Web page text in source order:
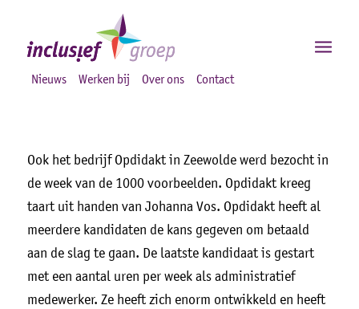
Nieuws Werken bij Over ons Contact
Ook het bedrijf Opdidakt in Zeewolde werd bezocht in
de week van de 1000 voorbeelden. Opdidakt kreeg
taart uit handen van Johanna Vos. Opdidakt heeft al
meerdere kandidaten de kans gegeven om betaald
aan de slag te gaan. De laatste kandidaat is gestart
met een aantal uren per week als administratief
medewerker. Ze heeft zich enorm ontwikkeld en heeft